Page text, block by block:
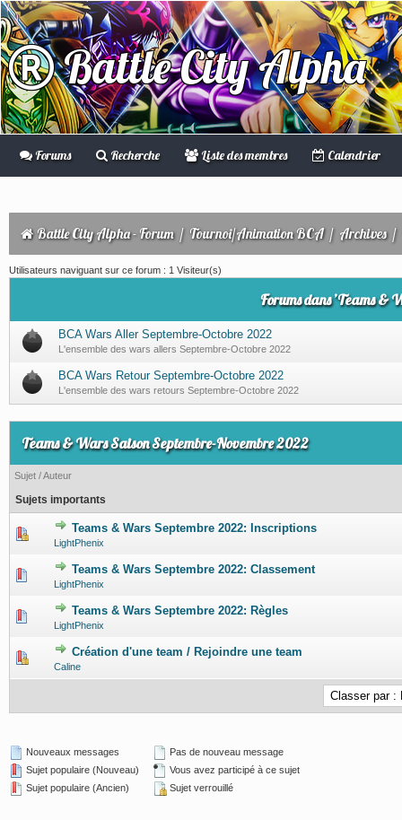
Battle City Alpha
Forums Recherche Liste des membres Calendrier
Battle City Alpha - Forum/ Tournoi/Animation BCA/ Archives/
Utilisateurs naviguant sur ce forum : 1 Visiteur(s)
Forums dans ’Teams &
BCA Wars Aller Septembre-Octobre 2022
L'ensemble des wars allers Septembre-Octobre 2022
BCA Wars Retour Septembre-Octobre 2022
L'ensemble des wars retours Septembre-Octobre 2022
Teams & Wars Saison Septembre-Novembre 2022
Sujet /Auteur
Sujets importants
Teams & Wars Septembre 2022: Inscriptions
LightPhenix
0 Votes - 0 sur 5 en moyenne
1234 5
Teams & Wars Septembre 2022: Classement
LightPhenix
0 Votes - 0 sur 5 en moyenne
1234 5
Teams & Wars Septembre 2022: Règles
LightPhenix
0 Votes - 0 sur 5 en moyenne
1234 5
Création d'une team / Rejoindre une team
Caline
0 Votes - 0 sur 5 en moyenne
12345
Nouveaux messages
Sujet populaire (Nouveau)
Sujet populaire (Ancien)
Pas de nouveau message
Vous avez participé à ce sujet
Sujet verrouillé